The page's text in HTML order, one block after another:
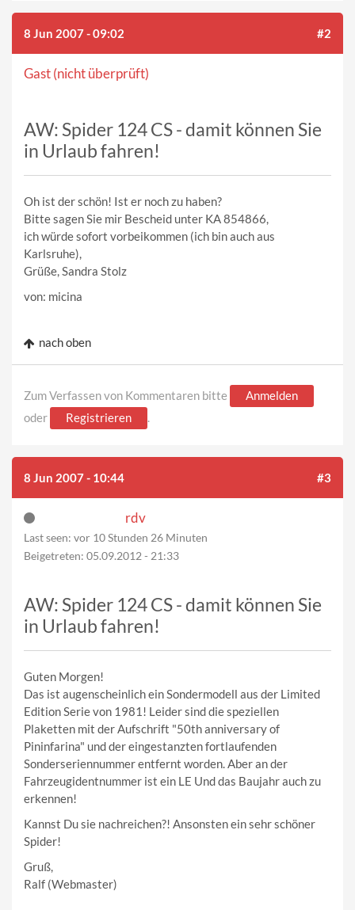
8 Jun 2007 - 09:02 #2
Gast (nicht überprüft)
AW: Spider 124 CS - damit können Sie
in Urlaub fahren!
Oh ist der schön! Ist er noch zu haben?
Bitte sagen Sie mir Bescheid unter KA 854866,
ich würde sofort vorbeikommen (ich bin auch aus
Karlsruhe),
Grüße, Sandra Stolz
von: micina
nach oben
Zum Verfassen von Kommentaren bitte
Anmelden
oder
Registrieren .
8 Jun 2007 - 10:44 #3
rdv
Last seen: vor 10 Stunden 26 Minuten
Beigetreten: 05.09.2012 - 21:33
AW: Spider 124 CS - damit können Sie
in Urlaub fahren!
Guten Morgen!
Das ist augenscheinlich ein Sondermodell aus der Limited
Edition Serie von 1981! Leider sind die speziellen
Plaketten mit der Aufschrift "50th anniversary of
Pininfarina" und der eingestanzten fortlaufenden
Sonderseriennummer entfernt worden. Aber an der
Fahrzeugidentnummer ist ein LE Und das Baujahr auch zu
erkennen!
Kannst Du sie nachreichen?! Ansonsten ein sehr schöner
Spider!
Gruß,
Ralf (Webmaster)